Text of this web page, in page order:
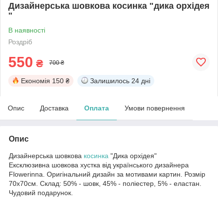
Дизайнерська шовкова косинка "дика орхідея
"
В наявності
Роздріб
550 ₴ 700 ₴
Економія 150 ₴ Залишилось 24 дні
Опис Доставка Оплата Умови повернення
Опис
Дизайнерська шовкова косинка "Дика орхідея"
Ексклюзивна шовкова хустка від українського дизайнера
Flowerinna. Оригінальний дизайн за мотивами картин. Розмір
70х70см. Склад: 50% - шовк, 45% - поліестер, 5% - еластан.
Чудовий подарунок.